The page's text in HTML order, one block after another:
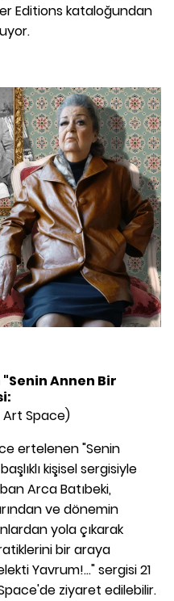
Editions kataloğundan
Annen Bir
Art Space)
ertelenen "Senin
kişisel sergisiyle
Arca Batıbeki,
ve dönemin
yola çıkarak
bir araya
Yavrum!..." sergisi 21
ziyaret edilebilir.